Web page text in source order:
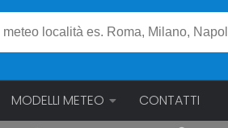
MODELLI METEO CONTATTI